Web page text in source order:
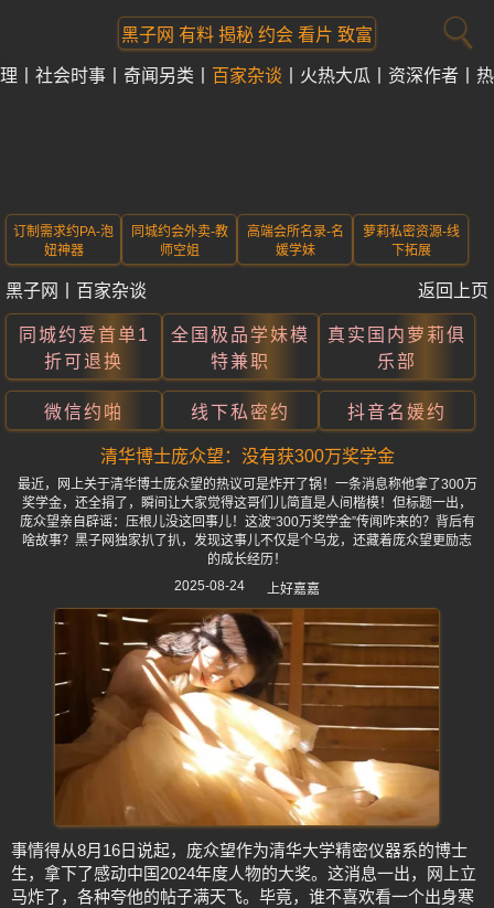
黑子网 有料 揭秘 约会 看片 致富
社会时事 奇闻另类 百家杂谈 火热大瓜 资深作者
订制需求约PA-泡
妞神器
同城约会外卖-教
师空姐
高端会所名录-名
媛学妹
萝莉私密资源-线
下拓展
黑子网 百家杂谈 返回上页
同城约爱首单1
折可退换
全国极品学妹模
特兼职
真实国内萝莉俱
乐部
微信约啪 线下私密约 抖音名媛约
清华博士庞众望：没有获300万奖学金
最近，网上关于清华博士庞众望的热议可是炸开了锅！一条消息称他拿了300万
奖学金，还全捐了，瞬间让大家觉得这哥们儿简直是人间楷模！但标题一出，
庞众望亲自辟谣：压根儿没这回事儿！这波“300万奖学金”传闻咋来的？背后有
啥故事？黑子网独家扒了扒，发现这事儿不仅是个乌龙，还藏着庞众望更励志
的成长经历！
2025-08-24
上好嘉嘉
事情得从8月16日说起，庞众望作为清华大学精密仪器系的博士
生，拿下了感动中国2024年度人物的大奖。这消息一出，网上立
马炸了，各种夸他的帖子满天飞。毕竟，谁不喜欢看一个出身寒